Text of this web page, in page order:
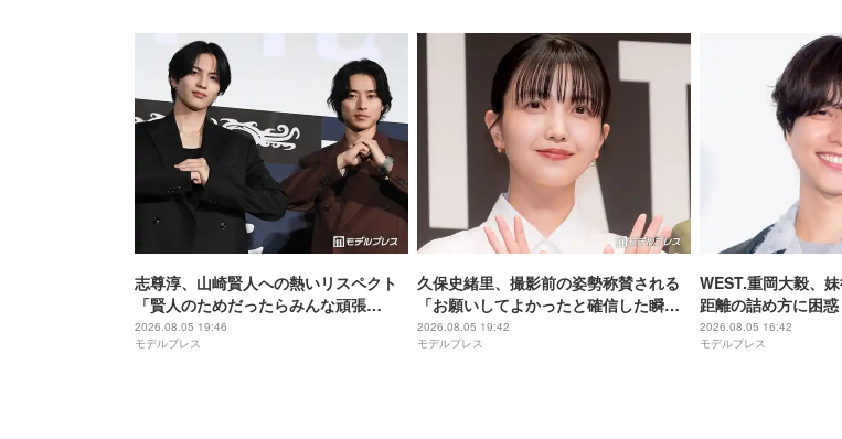
志尊淳、山崎賢人への熱いリスペクト
「賢人のためだったらみんな頑張
る」“信”としての姿を絶賛【キングダ
ム 魂の決戦】
2026.08.05 19:46
モデルプレス
久保史緒里、撮影前の姿勢称賛される
「お願いしてよかったと確信した瞬
間」【世界は美しいと誰かが言った】
2026.08.05 19:42
モデルプレス
WEST.重岡大毅、
距離の詰め方に困
る会話をしてしまっ
罪を生成する方法】
2026.08.05 16:42
モデルプレス